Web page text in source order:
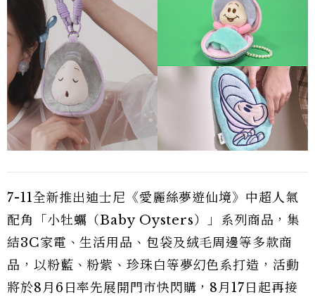
7-11全新推出迪士尼《愛麗絲夢遊仙境》中超人氣
配角「小牡蠣（Baby Oysters）」系列商品，集
結3C家電、生活用品、包袋及絨毛周邊等多款商
品，以粉藍、粉紫、珍珠白等夢幻色系打造，活動
將於8月6日率先展開門市快閃購，8月17日起再接